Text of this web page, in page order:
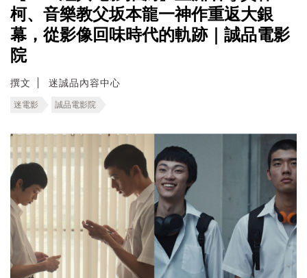
柯、音樂教父坂本龍一神作重返大銀
幕，從影像回味時代的軌跡｜誠品電影
院
撰文 迷誠品內容中心
迷電影 誠品電影院